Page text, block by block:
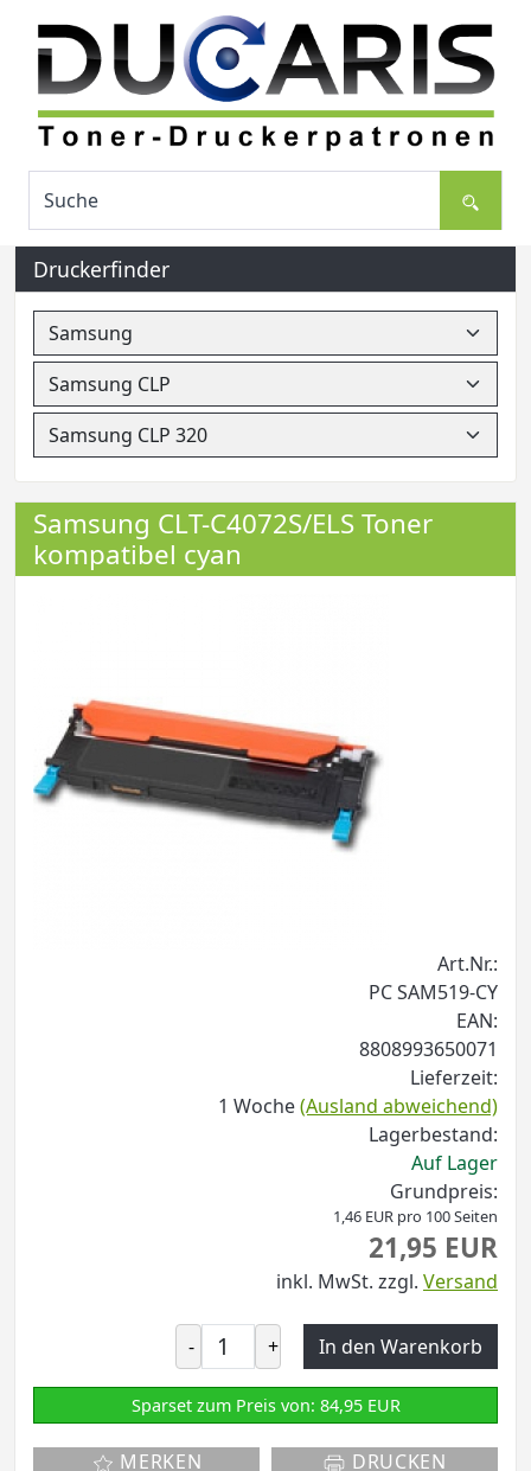
Druckerfinder
Samsung CLT-C4072S/ELS Toner
kompatibel cyan
Art.Nr.:
PC SAM519-CY
EAN:
8808993650071
Lieferzeit:
1 Woche(Ausland abweichend)
Lagerbestand:
Auf Lager
Grundpreis:
1,46 EUR pro 100 Seiten
21,95 EUR
inkl. MwSt. zzgl. Versand
- + In den Warenkorb
Sparset zum Preis von: 84,95 EUR
MERKEN DRUCKEN